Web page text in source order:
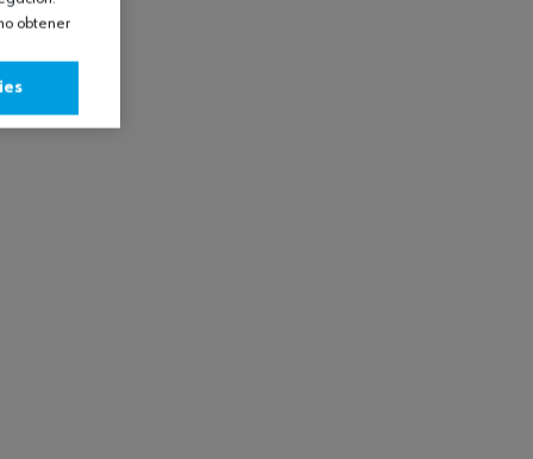
obtener